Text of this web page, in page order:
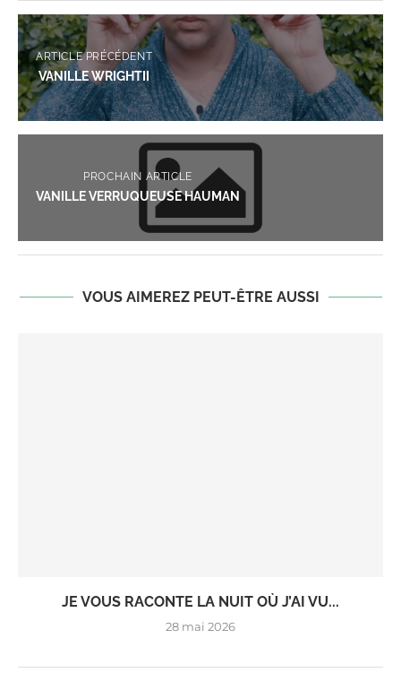
ARTICLE PRÉCÉDENT
VANILLE WRIGHTII
PROCHAIN ARTICLE
VANILLE VERRUQUEUSE HAUMAN
VOUS AIMEREZ PEUT-ÊTRE AUSSI
JE VOUS RACONTE LA NUIT OÙ J’AI VU...
28 mai 2026